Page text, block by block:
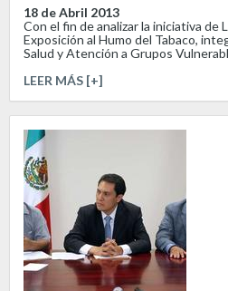
18 de Abril 2013
Con el fin de analizar la iniciativa de
Exposición al Humo del Tabaco,
Salud y Atención a Grupos
LEER MÁS [+]